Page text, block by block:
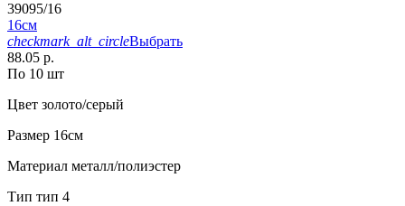
39095/16
16см
checkmark_alt_circleВыбрать
88.05 р.
По 10 шт
Цвет золото/серый
Размер 16см
Материал металл/полиэстер
Тип тип 4